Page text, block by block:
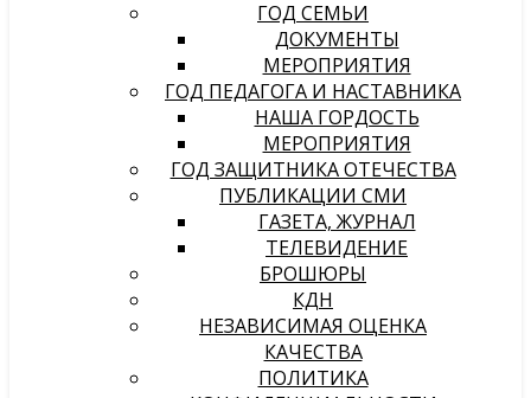
ГОД СЕМЬИ
ДОКУМЕНТЫ
МЕРОПРИЯТИЯ
ГОД ПЕДАГОГА И НАСТАВНИКА
НАША ГОРДОСТЬ
МЕРОПРИЯТИЯ
ГОД ЗАЩИТНИКА ОТЕЧЕСТВА
ПУБЛИКАЦИИ СМИ
ГАЗЕТА, ЖУРНАЛ
ТЕЛЕВИДЕНИЕ
БРОШЮРЫ
КДН
НЕЗАВИСИМАЯ ОЦЕНКА
КАЧЕСТВА
ПОЛИТИКА